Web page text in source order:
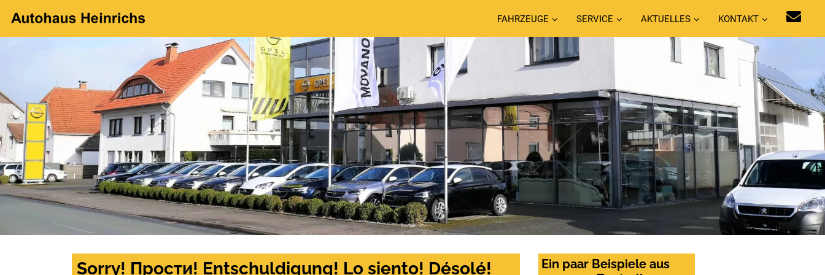
FAHRZEUGE SERVICE AKTUELLES KONTAKT
Sorry! Прости! Entschuldigung! Lo siento! Désolé!
Ein paar Beispiele aus